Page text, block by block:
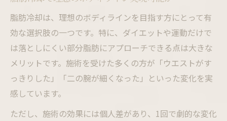
脂肪冷却は、理想のボディラインを目指す方にとって有
効な選択肢の一つです。特に、ダイエットや運動だけで
は落としにくい部分脂肪にアプローチできる点は大きな
メリットです。施術を受けた多くの方が「ウエストがす
っきりした」「二の腕が細くなった」といった変化を実
感しています。
ただし、施術の効果には個人差があり、1回で劇的な変化